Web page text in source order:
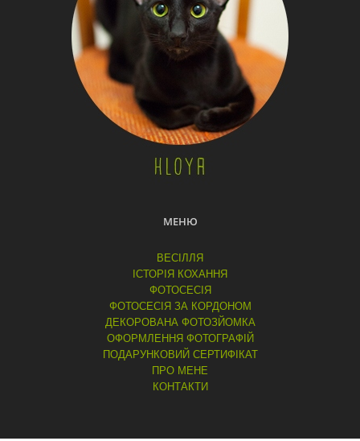
МЕНЮ
ВЕСІЛЛЯ
ІСТОРІЯ КОХАННЯ
ФОТОСЕСІЯ
ФОТОСЕСІЯ ЗА КОРДОНОМ
ДЕКОРОВАНА ФОТОЗЙОМКА
ОФОРМЛЕННЯ ФОТОГРАФІЙ
ПОДАРУНКОВИЙ СЕРТИФІКАТ
ПРО МЕНЕ
КОНТАКТИ